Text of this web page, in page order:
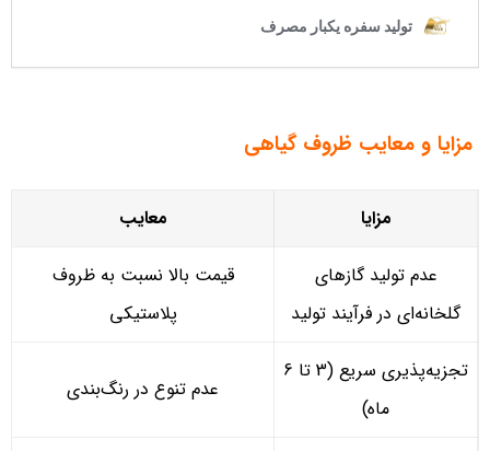
مزایا و معایب ظروف گیاهی
مزایا معایب
عدم تولید گازهای
گلخانه‌ای در فرآیند تولید
قیمت بالا نسبت به ظروف
پلاستیکی
تجزیه‌پذیری سریع (3 تا 6
ماه)
عدم تنوع در رنگ‌بندی